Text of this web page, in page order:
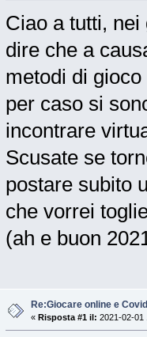
Ciao a tutti,
dire che a
metodi di
per caso si
incontrare
Scusate se
postare subito
che vorrei
(ah e buon
Re:Giocare online e Covid
« Risposta #1 il: 2021-02-01